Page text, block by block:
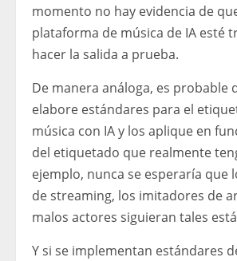
momento no hay evidencia de
plataforma de música de IA esté
hacer la salida a prueba.
De manera análoga, es probable
elabore estándares para el
música con IA y los aplique en
del etiquetado que realmente
ejemplo, nunca se esperaría que
de streaming, los imitadores de
malos actores siguieran tales
Y si se implementan estándares